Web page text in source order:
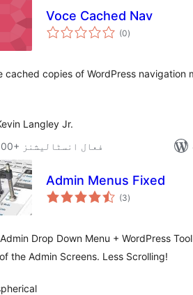
Voce Cached Nav
(0مجموعی
درجہ
)
cached copies of WordPress navigation
Langley Jr.
100+ فعال انسٹالیشنز
Admin Menus Fixed
(3مجموعی
درجہ
)
Drop Down Menu + WordPress
the Admin Screens. Less Scrolling!